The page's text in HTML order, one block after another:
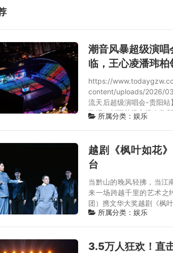
潮音风暴超级演
临，王心凌潘玮柏
https://
content/uploads/2026/
流天后超级演唱会-贵阳
数据，创下单场入场人数
所属分类：娱乐
越剧《枫叶如花
台
当黔山的晚风轻拂，当江
来一场跨越千里的艺术之
团）携文华大奖越剧《枫
所属分类：娱乐
3.5万人狂欢！直